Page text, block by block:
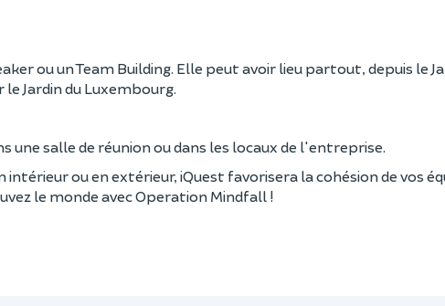
ou un Team Building. Elle peut avoir lieu partout, depuis le
Jardin du Luxembourg.
salle de réunion ou dans les locaux de l'entreprise.
ou en extérieur, iQuest favorisera la cohésion de vos
le monde avec Operation Mindfall !